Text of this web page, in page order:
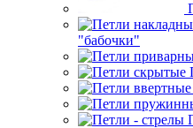
"бабочки"